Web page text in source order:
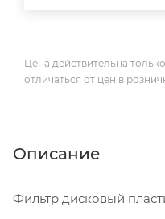
Цена действительна
отличаться от цен в
Описание
Фильтр дисковый